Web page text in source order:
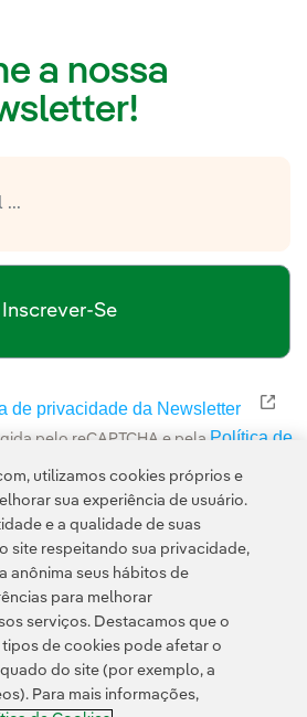
a nossa
Inscrever-Se
de privacidade da Newsletter Link
pelo reCAPTCHA e pela Política de
Política de Privacidade Informação legal
Configuração de cookies Acessibilidade
Canal de denúncias
utilizamos cookies próprios e
sua experiência de usuário.
e a qualidade de suas
site respeitando sua privacidade,
anônima seus hábitos de
para melhorar
serviços. Destacamos que o
de cookies pode afetar o
do site (por exemplo, a
Para mais informações,